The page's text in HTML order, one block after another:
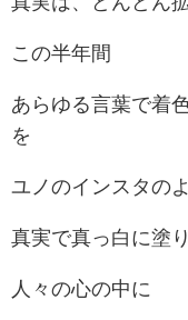
この半年間
あらゆる言葉で着
を
ユノのインスタの
真実で真っ白に塗
人々の心の中に